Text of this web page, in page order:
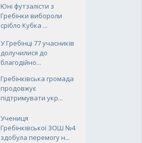
Юні футзалісти з
Гребінки вибороли
срібло Кубка ...
У Гребінці 77 учасників
долучилися до
благодійно...
Гребінківська громада
продовжує
підтримувати укр...
Учениця
Гребінківської ЗОШ №4
здобула перемогу н...